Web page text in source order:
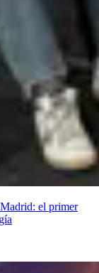
el primer